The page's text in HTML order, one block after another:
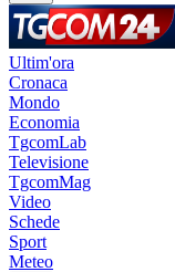
Ultim'ora
Cronaca
Mondo
Economia
TgcomLab
Televisione
TgcomMag
Video
Schede
Sport
Meteo